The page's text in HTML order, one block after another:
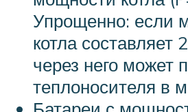
Упрощенно: если
котла составляет
через него может
теплоносителя в